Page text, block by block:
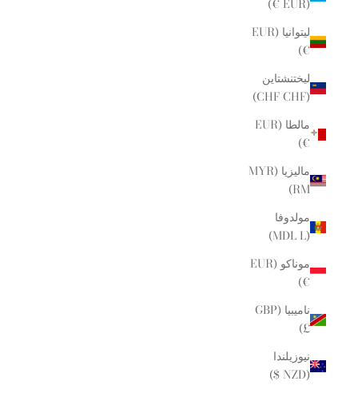
(EUR €)
ليتوانيا (EUR
€)
ليختنشتاين
(CHF CHF)
مالطا (EUR
€)
ماليزيا (MYR
RM)
مولدوفا
(MDL L)
موناكو (EUR
€)
ناميبيا (GBP
£)
نيوزيلندا
(NZD $)